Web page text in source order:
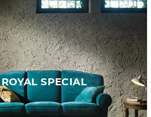
ROYAL SPECIAL